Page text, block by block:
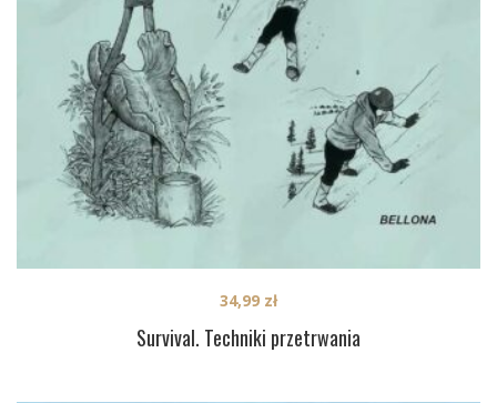
Survival. Techniki przetrwania
34,99 zł